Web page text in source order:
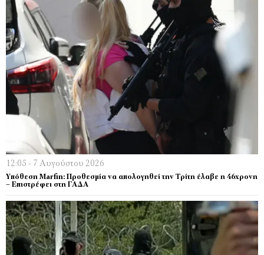
12:05 - 7 Αυγούστου 2026
Υπόθεση Marfin: Προθεσμία να απολογηθεί την Τρίτη έλαβε η 46χρονη
– Επιστρέφει στη ΓΑΔΑ